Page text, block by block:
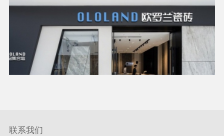
联系我们